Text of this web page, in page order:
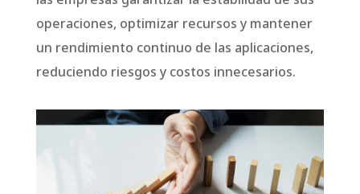
operaciones, optimizar recursos y mantener
un rendimiento continuo de las aplicaciones,
reduciendo riesgos y costos innecesarios.